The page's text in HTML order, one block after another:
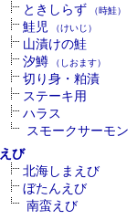
ときしらず （時鮭）
鮭児 （けいじ）
山漬けの鮭
汐鱒 （しおます）
切り身・粕漬
ステーキ用
ハラス
スモークサーモン
えび
北海しまえび
ぼたんえび
南蛮えび